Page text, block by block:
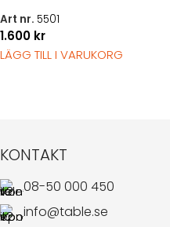
Art nr. 5501
1.600 kr
LÄGG TILL I VARUKORG
KONTAKT
08-50 000 450
info@table.se